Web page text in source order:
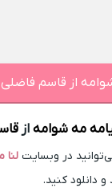
از قاسم فاضلی
مه شوامهاز
در وبسایت
دانلود کنید.